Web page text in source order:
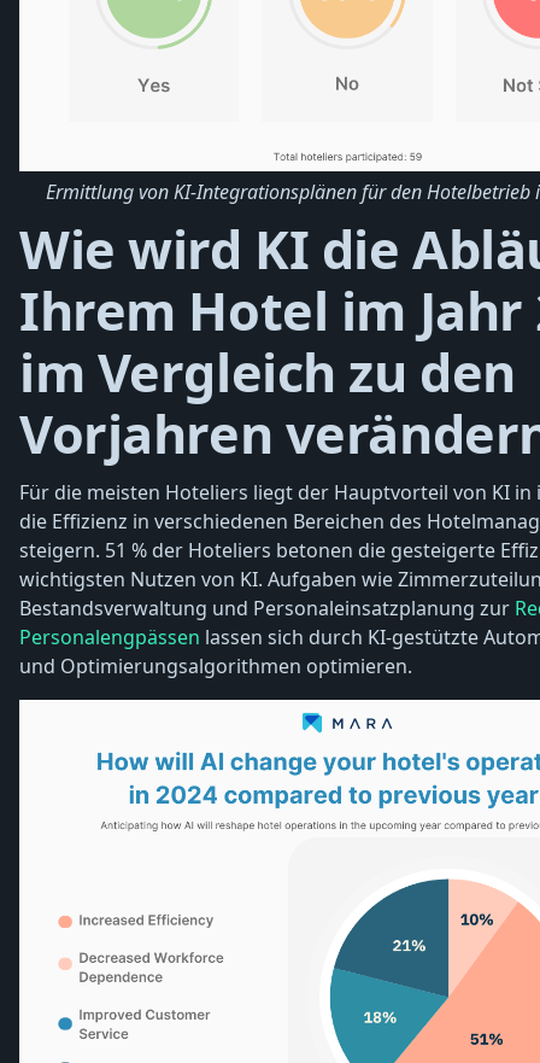
Ermittlung von KI-Integrationsplänen für den Hotelbetrieb
Wie wird KI die
Ihrem Hotel im Jahr
im Vergleich zu den
Vorjahren
Für die meisten Hoteliers liegt der Hauptvorteil von KI in
die Effizienz in verschiedenen Bereichen des
steigern. 51 % der Hoteliers betonen die gesteigerte
wichtigsten Nutzen von KI. Aufgaben wie
Bestandsverwaltung und Personaleinsatzplanung zur
Personalengpässen lassen sich durch KI-gestützte
und Optimierungsalgorithmen optimieren.